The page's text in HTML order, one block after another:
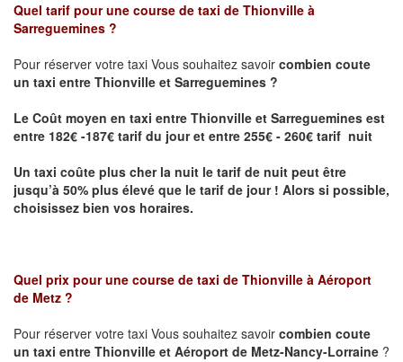
Quel tarif pour une course de taxi de Thionville à
Sarreguemines ?
Pour réserver votre taxi Vous souhaitez savoir combien coute
un taxi entre Thionville et Sarreguemines ?
Le Coût moyen en taxi entre Thionville et Sarreguemines est
entre 182€ -187€ tarif du jour et entre 255€ - 260€ tarif nuit
Un taxi coûte plus cher la nuit le tarif de nuit peut être
jusqu’à 50% plus élevé que le tarif de jour ! Alors si possible,
choisissez bien vos horaires.
Quel prix pour une course de taxi de Thionville à Aéroport
de Metz ?
Pour réserver votre taxi Vous souhaitez savoir combien coute
un taxi entre Thionville et Aéroport de Metz-Nancy-Lorraine ?